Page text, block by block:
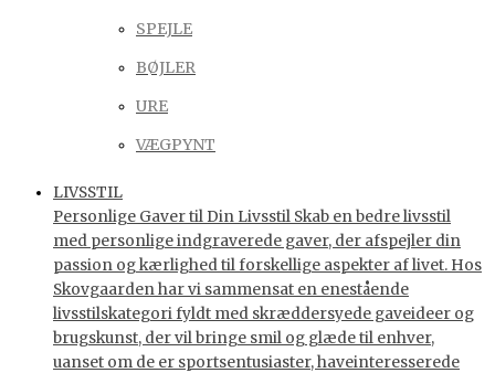
SPEJLE
BØJLER
URE
VÆGPYNT
LIVSSTIL
Personlige Gaver til Din Livsstil Skab en bedre livsstil
med personlige indgraverede gaver, der afspejler din
passion og kærlighed til forskellige aspekter af livet. Hos
Skovgaarden har vi sammensat en enestående
livsstilskategori fyldt med skræddersyede gaveideer og
brugskunst, der vil bringe smil og glæde til enhver,
uanset om de er sportsentusiaster, haveinteresserede